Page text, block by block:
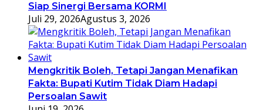
Siap Sinergi Bersama KORMI
Juli 29, 2026Agustus 3, 2026
Mengkritik Boleh, Tetapi Jangan Menafikan
Fakta: Bupati Kutim Tidak Diam Hadapi
Persoalan Sawit